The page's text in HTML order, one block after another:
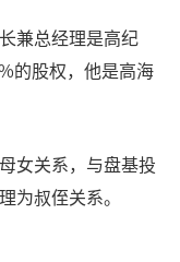
兼总经理是高纪
的股权，他是高海
女关系，与盘基投
为叔侄关系。